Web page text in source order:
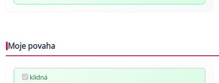
Moje povaha
klidná